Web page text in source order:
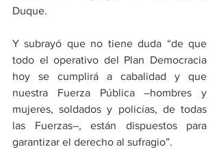
Duque.
Y subrayó que no tiene duda “de que
todo el operativo del Plan Democracia
hoy se cumplirá a cabalidad y que
nuestra Fuerza Pública –hombres y
mujeres, soldados y policías, de todas
las Fuerzas–, están dispuestos para
garantizar el derecho al sufragio”.